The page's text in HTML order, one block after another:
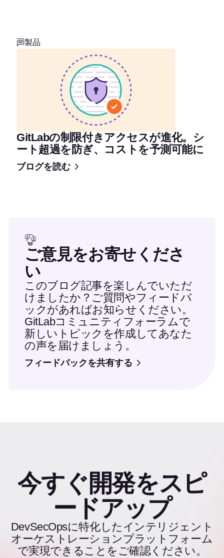
製品
GitLabの制限付きアクセスが進化。シ
ート超過を防ぎ、コストを予測可能に
ブログを読む
ご意見をお寄せくださ
い
このブログ記事を楽しんでいただ
けましたか？ご質問やフィードバ
ックがあればお知らせください。
GitLabコミュニティフォーラムで
新しいトピックを作成してあなた
の声を届けましょう。
フィードバックを共有する
今すぐ開発をスピ
ードアップ
DevSecOpsに特化したインテリジェント
オーケストレーションプラットフォーム
で実現できることをご確認ください。